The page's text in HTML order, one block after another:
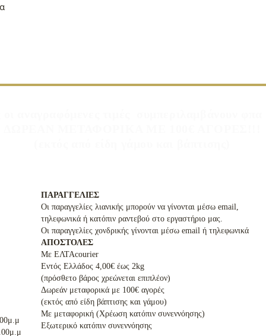
ΠΑΡΑΓΓΕΛΙΕΣ
Οι παραγγελίες λιανικής μπορούν να γίνονται μέσω email,
τηλεφωνικά ή κατόπιν ραντεβού στο εργαστήριο μας.
Οι παραγγελίες χονδρικής γίνονται μέσω email ή τηλεφωνικά
ΑΠΟΣΤΟΛΕΣ
Με ΕΛΤΑcourier
Εντός Ελλάδος 4,00€ έως 2kg
(πρόσθετο βάρος χρεώνεται επιπλέον)
Δωρεάν μεταφορικά με 100€ αγορές
(εκτός από είδη βάπτισης και γάμου)
Με μεταφορική (Χρέωση κατόπιν συνεννόησης)
Εξωτερικό κατόπιν συνεννόησης